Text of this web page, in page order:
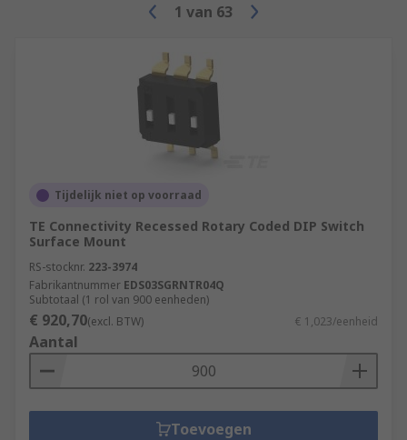
1 van 63
Tijdelijk niet op voorraad
TE Connectivity Recessed Rotary Coded DIP Switch
Surface Mount
RS-stocknr. 223-3974
Fabrikantnummer EDS03SGRNTR04Q
Subtotaal (1 rol van 900 eenheden)
€ 920,70(excl. BTW) € 1,023/eenheid
Aantal
Toevoegen